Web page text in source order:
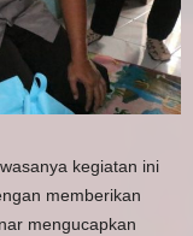
kegiatan ini
memberikan
mengucapkan